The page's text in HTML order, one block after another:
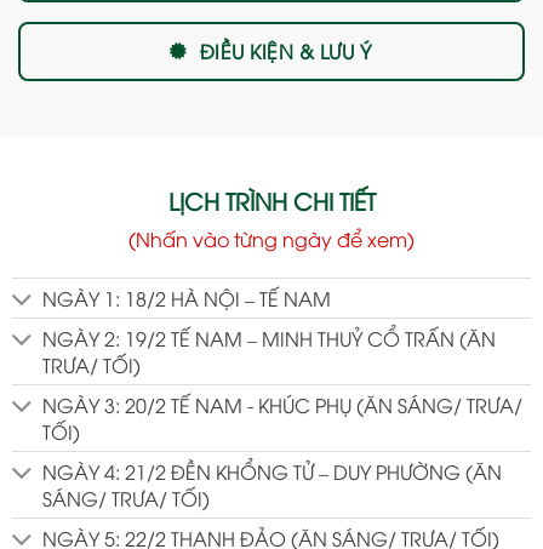
LỊCH TRÌNH CHI TIẾT
(Nhấn vào từng ngày để xem)
NGÀY 1: 18/2 HÀ NỘI – TẾ NAM
NGÀY 2: 19/2 TẾ NAM – MINH THUỶ CỔ TRẤN (ĂN
TRƯA/ TỐI)
NGÀY 3: 20/2 TẾ NAM - KHÚC PHỤ (ĂN SÁNG/ TRƯA/
TỐI)
NGÀY 4: 21/2 ĐỀN KHỔNG TỬ – DUY PHƯỜNG (ĂN
SÁNG/ TRƯA/ TỐI)
NGÀY 5: 22/2 THANH ĐẢO (ĂN SÁNG/ TRƯA/ TỐI)
ĐIỀU KIỆN & LƯU Ý